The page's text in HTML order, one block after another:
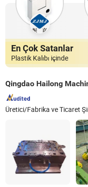
En Çok Satanlar
Plastik Kalıbı içinde
Qingdao Hailong
Üretici/Fabrika ve Ticaret